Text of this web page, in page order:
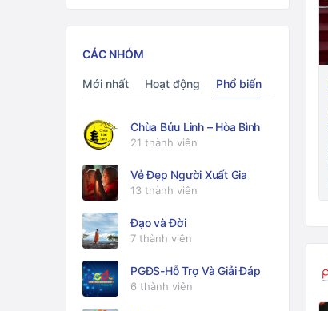
CÁC NHÓM
Mới nhất Hoạt động Phổ biến
Chùa Bửu Linh – Hòa Bình
21 thành viên
Vẻ Đẹp Người Xuất Gia
13 thành viên
Đạo và Đời
7 thành viên
PGĐS-Hỗ Trợ Và Giải Đáp
6 thành viên